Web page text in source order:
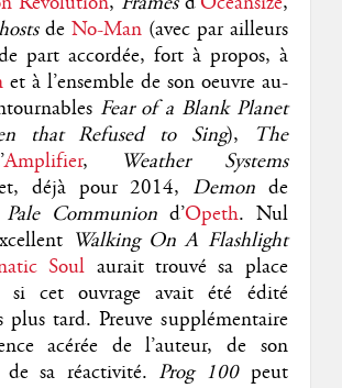
de No-Man(avec par ailleurs
part accordée, fort à propos, à
et à l’ensemble de son oeuvre au-
Fear of a Blank Planet
that Refused to Sing),
The
Amplifier,
Weather Systems
déjà pour 2014, Demonde
Pale Communiond’Opeth. Nul
Walking On A Flashlight
Soul aurait trouvé sa place
si cet ouvrage avait été édité
plus tard. Preuve supplémentaire
acérée de l’auteur, de son
sa réactivité. Prog 100peut